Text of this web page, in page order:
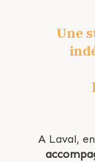
Une
A Laval,